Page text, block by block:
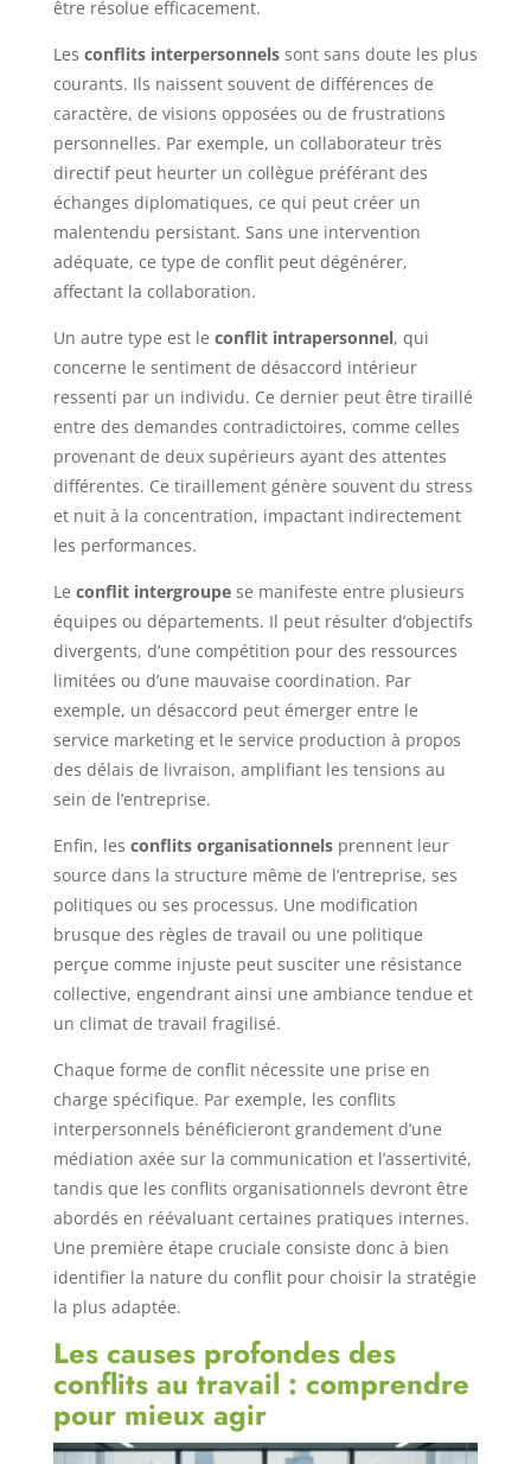
être résolue efficacement.
Les conflits interpersonnelssont sans doute les plus
courants. Ils naissent souvent de différences de
caractère, de visions opposées ou de frustrations
personnelles. Par exemple, un collaborateur très
directif peut heurter un collègue préférant des
échanges diplomatiques, ce qui peut créer un
malentendu persistant. Sans une intervention
adéquate, ce type de conflit peut dégénérer,
affectant la collaboration.
Un autre type est le conflit intrapersonnel, qui
concerne le sentiment de désaccord intérieur
ressenti par un individu. Ce dernier peut être tiraillé
entre des demandes contradictoires, comme celles
provenant de deux supérieurs ayant des attentes
différentes. Ce tiraillement génère souvent du stress
et nuit à la concentration, impactant indirectement
les performances.
Le conflit intergroupese manifeste entre plusieurs
équipes ou départements. Il peut résulter d’objectifs
divergents, d’une compétition pour des ressources
limitées ou d’une mauvaise coordination. Par
exemple, un désaccord peut émerger entre le
service marketing et le service production à propos
des délais de livraison, amplifiant les tensions au
sein de l’entreprise.
Enfin, les conflits organisationnelsprennent leur
source dans la structure même de l’entreprise, ses
politiques ou ses processus. Une modification
brusque des règles de travail ou une politique
perçue comme injuste peut susciter une résistance
collective, engendrant ainsi une ambiance tendue et
un climat de travail fragilisé.
Chaque forme de conflit nécessite une prise en
charge spécifique. Par exemple, les conflits
interpersonnels bénéficieront grandement d’une
médiation axée sur la communication et l’assertivité,
tandis que les conflits organisationnels devront être
abordés en réévaluant certaines pratiques internes.
Une première étape cruciale consiste donc à bien
identifier la nature du conflit pour choisir la stratégie
la plus adaptée.
Les causes profondes des
conflits au travail : comprendre
pour mieux agir